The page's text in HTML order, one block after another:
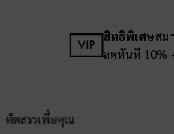
สิทธิพิเศษสม
ลดทันที 10%
คัดสรรเพื่อคุณ